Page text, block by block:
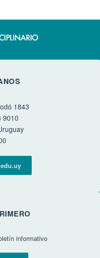
1843
9010
informativo